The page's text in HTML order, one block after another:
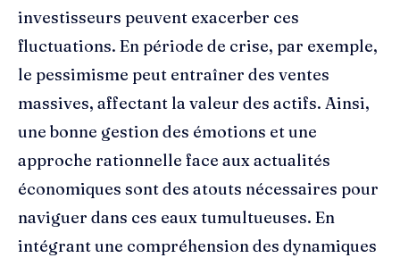
investisseurs peuvent exacerber ces
fluctuations. En période de crise, par exemple,
le pessimisme peut entraîner des ventes
massives, affectant la valeur des actifs. Ainsi,
une bonne gestion des émotions et une
approche rationnelle face aux actualités
économiques sont des atouts nécessaires pour
naviguer dans ces eaux tumultueuses. En
intégrant une compréhension des dynamiques